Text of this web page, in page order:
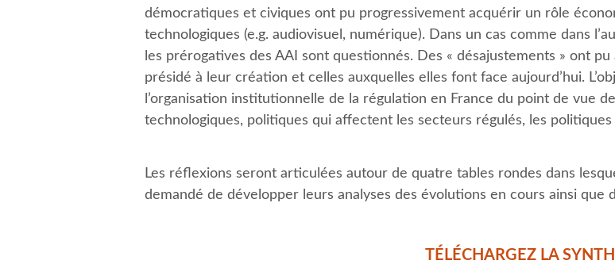
démocratiques et civiques ont pu progressivement acquérir un rôle
technologiques (e.g. audiovisuel, numérique). Dans un cas comme dans
les prérogatives des AAI sont questionnés. Des « désajustements » ont
présidé à leur création et celles auxquelles elles font face aujourd’hui.
l’organisation institutionnelle de la régulation en France du point de vue
technologiques, politiques qui affectent les secteurs régulés, les
Les réflexions seront articulées autour de quatre tables rondes dans
demandé de développer leurs analyses des évolutions en cours ainsi que
TÉLÉCHARGEZ LA